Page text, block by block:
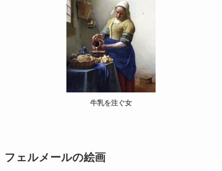
牛乳を注ぐ女
フェルメールの絵画